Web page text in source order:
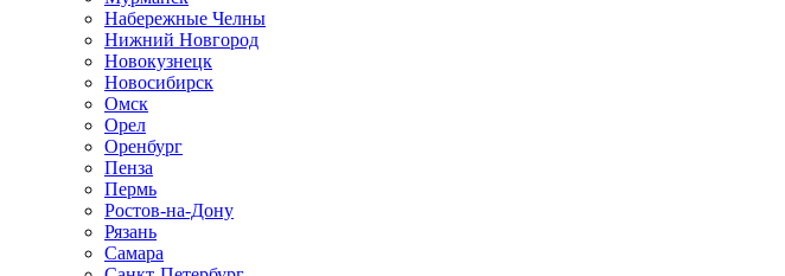
Набережные Челны
Нижний Новгород
Новокузнецк
Новосибирск
Омск
Орел
Оренбург
Пенза
Пермь
Ростов-на-Дону
Рязань
Самара